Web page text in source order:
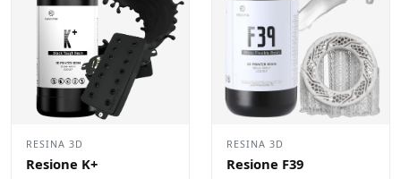
RESINA 3D
Resione K+
RESINA 3D
Resione F39